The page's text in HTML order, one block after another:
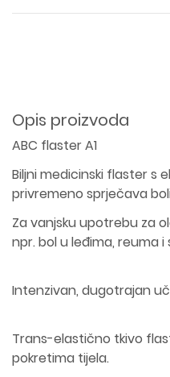
Opis proizvoda
ABC flaster A1
Biljni medicinski flaster s
privremeno sprječava
Za vanjsku upotrebu za
npr. bol u leđima, reuma i
Intenzivan, dugotrajan
Trans-elastično tkivo
pokretima tijela.